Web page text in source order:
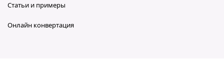
Статьи и примеры
Онлайн конвертация